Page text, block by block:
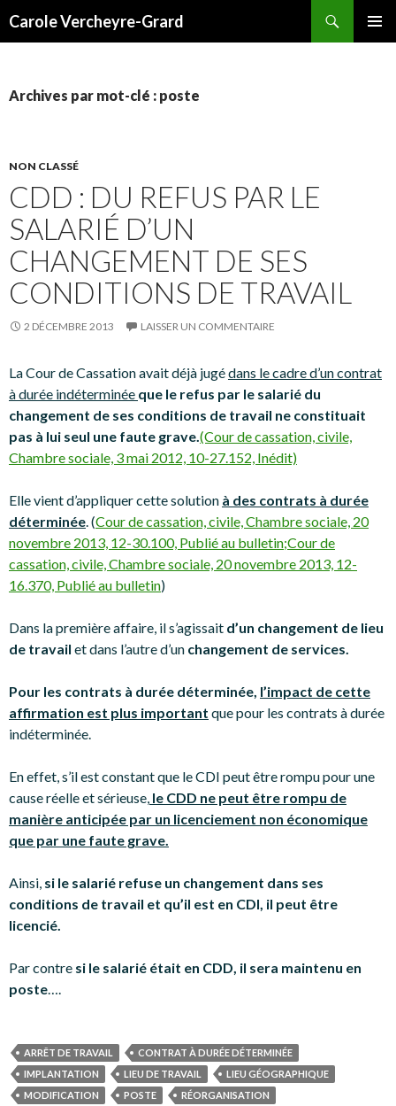
Carole Vercheyre-Grard
Archives par mot-clé : poste
NON CLASSÉ
CDD : DU REFUS PAR LE
SALARIÉ D’UN
CHANGEMENT DE SES
CONDITIONS DE TRAVAIL
2 DÉCEMBRE 2013 LAISSER UN COMMENTAIRE
La Cour de Cassation avait déjà jugédans le cadre d’un contrat
à durée indéterminée que le refus par le salarié du
changement de ses conditions de travail ne constituait
pas à lui seul une faute grave.(Cour de cassation, civile,
Chambre sociale, 3 mai 2012, 10-27.152, Inédit)
Elle vient d’appliquer cette solution à des contrats à durée
déterminée. (Cour de cassation, civile, Chambre sociale, 20
novembre 2013, 12-30.100, Publié au bulletin;Cour de
cassation, civile, Chambre sociale, 20 novembre 2013, 12-
16.370, Publié au bulletin)
Dans la première affaire, il s’agissait d’un changement de lieu
de travail et dans l’autre d’un changement de services.
Pour les contrats à durée déterminée, l’impact de cette
affirmation est plus important que pour les contrats à durée
indéterminée.
En effet, s’il est constant que le CDI peut être rompu pour une
cause réelle et sérieuse, le CDD ne peut être rompu de
manière anticipée par un licenciement non économique
que par une faute grave.
Ainsi, si le salarié refuse un changement dans ses
conditions de travail et qu’il est en CDI, il peut être
licencié.
Par contre si le salarié était en CDD, il sera maintenu en
poste….
ARRÊT DE TRAVAIL
CONTRAT À DURÉE DÉTERMINÉE
IMPLANTATION
LIEU DE TRAVAIL
LIEU GÉOGRAPHIQUE
MODIFICATION
POSTE RÉORGANISATION